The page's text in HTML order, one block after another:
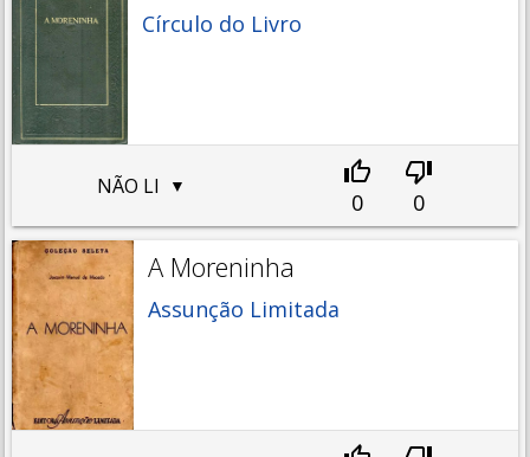
Círculo do Livro
NÃO LI
0 0
A Moreninha
Assunção Limitada